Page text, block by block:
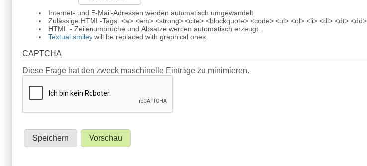
Internet- und E-Mail-Adressen werden automatisch umgewandelt.
Zulässige HTML-Tags: <a> <em> <strong> <cite> <blockquote> <code> <ul> <ol> <li> <dl> <dt> <dd>
HTML - Zeilenumbrüche und Absätze werden automatisch erzeugt.
Textual smiley will be replaced with graphical ones.
CAPTCHA
Diese Frage hat den zweck maschinelle Einträge zu minimieren.